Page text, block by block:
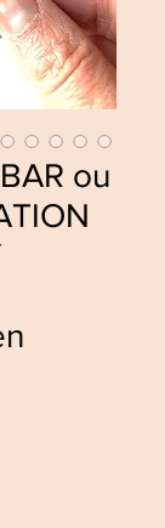
ou